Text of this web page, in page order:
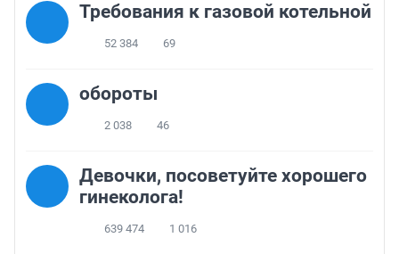
Требования к газовой котельной
52 384 69
обороты
2 038 46
Девочки, посоветуйте хорошего
гинеколога!
639 474 1 016